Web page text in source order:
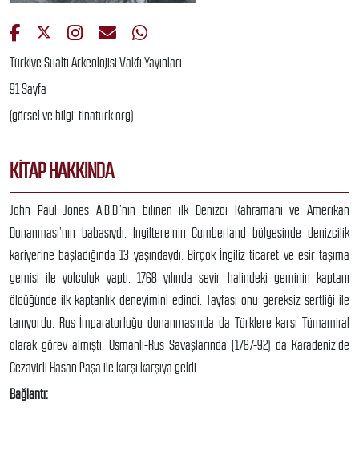
Türkiye Sualtı Arkeolojisi Vakfı Yayınları
91 Sayfa
(görsel ve bilgi: tinaturk.org)
KITAP HAKKINDA
John Paul Jones A.B.D.’nin bilinen ilk Denizci Kahramanı ve Amerikan
Donanması’nın babasıydı. İngiltere’nin Cumberland bölgesinde denizcilik
kariyerine başladığında 13 yaşındaydı. Birçok İngiliz ticaret ve esir taşıma
gemisi ile yolculuk yaptı. 1768 yılında seyir halindeki geminin kaptanı
öldüğünde ilk kaptanlık deneyimini edindi. Tayfası onu gereksiz sertliği ile
tanıyordu. Rus İmparatorluğu donanmasında da Türklere karşı Tümamiral
olarak görev almıştı. Osmanlı-Rus Savaşlarında (1787-92) da Karadeniz’de
Cezayirli Hasan Paşa ile karşı karşıya geldi.
Bağlantı: